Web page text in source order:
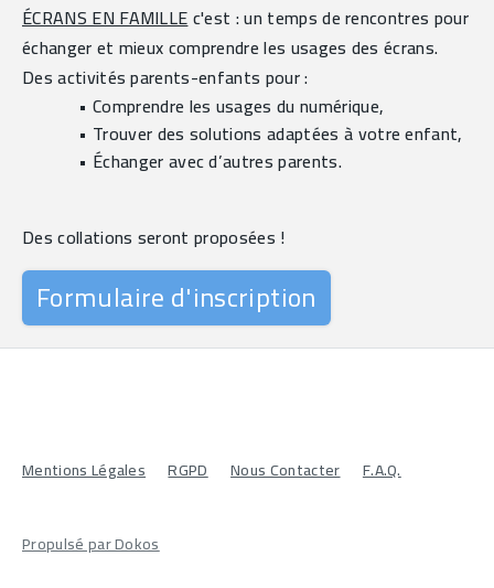
ÉCRANS EN FAMILLE c'est : un temps de rencontres pour
échanger et mieux comprendre les usages des écrans.
Des activités parents-enfants pour :
Comprendre les usages du numérique,
Trouver des solutions adaptées à votre enfant,
Échanger avec d’autres parents.
Des collations seront proposées !
Formulaire d'inscription
Mentions Légales RGPD Nous Contacter F.A.Q.
Propulsé par Dokos